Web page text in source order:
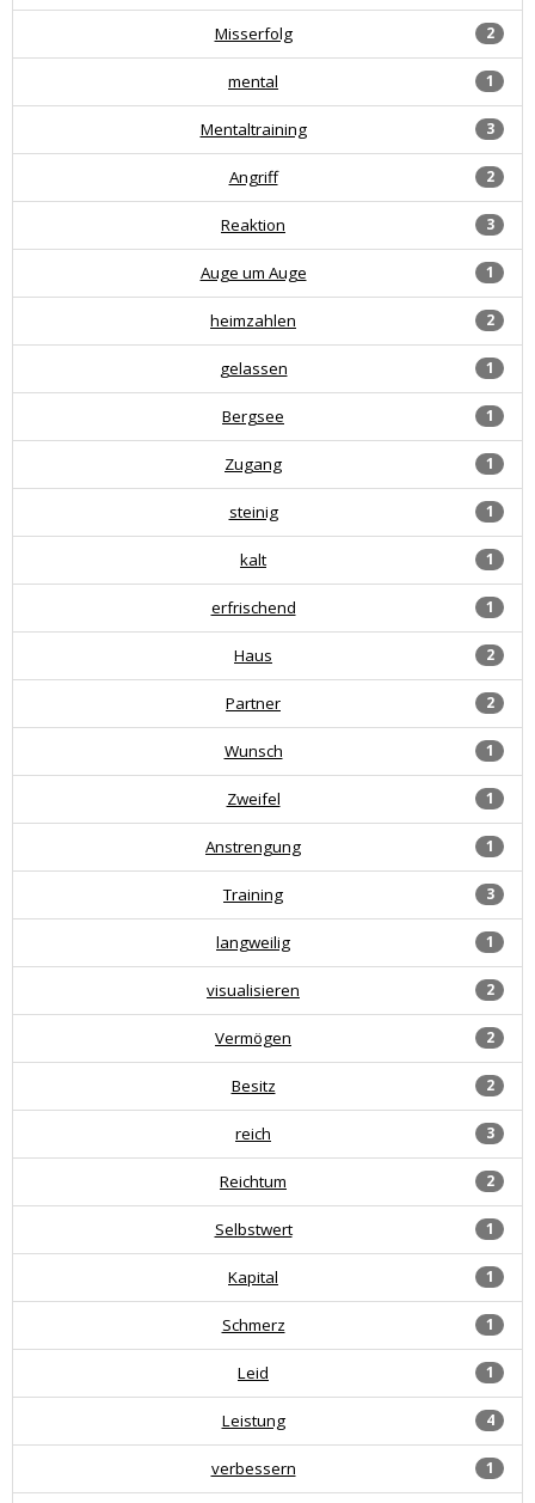
2
Misserfolg
1
mental
3
Mentaltraining
2
Angriff
3
Reaktion
1
Auge um Auge
2
heimzahlen
1
gelassen
1
Bergsee
1
Zugang
1
steinig
1
kalt
1
erfrischend
2
Haus
2
Partner
1
Wunsch
1
Zweifel
1
Anstrengung
3
Training
1
langweilig
2
visualisieren
2
Vermögen
2
Besitz
3
reich
2
Reichtum
1
Selbstwert
1
Kapital
1
Schmerz
1
Leid
4
Leistung
1
verbessern